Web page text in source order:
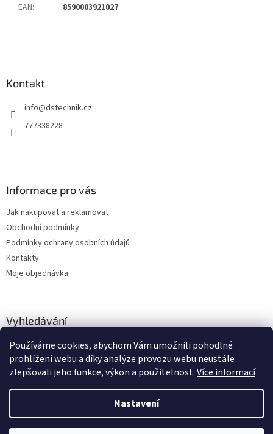
Používáme cookies, abychom Vám umožnili pohodlné
prohlížení webu a díky analýze provozu webu neustále
zlepšovali jeho funkce, výkon a použitelnost.Více informací
Nastavení
EAN: 8590003921027
Kontakt
info@dstechnik.cz
777338228
Informace pro vás
Jak nakupovat a reklamovat
Obchodní podmínky
Podmínky ochrany osobních údajů
Kontakty
Moje objednávka
Vyhledávání
HLEDAT
Vytvořil Shoptet